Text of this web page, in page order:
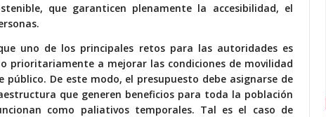
que garanticen plenamente la accesibilidad, el
uno de los principales retos para las autoridades es
prioritariamente a mejorar las condiciones de movilidad
De este modo, el presupuesto debe asignarse de
que generen beneficios para toda la población
como paliativos temporales. Tal es el caso de